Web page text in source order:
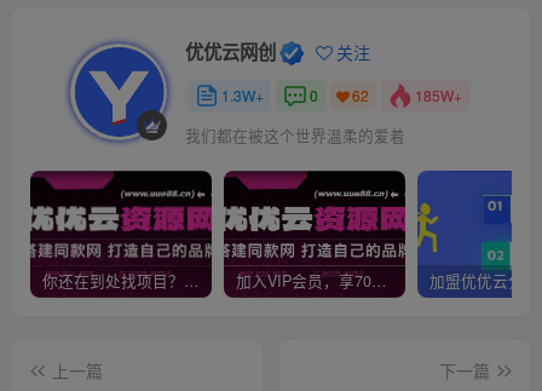
优优云网创 关注
1.3W+ 0 62 185W+
我们都在被这个世界温柔的爱着
你还在到处找项目？还在当韭菜？我靠网创资源站一个月收入5万+，曾经我也是个失败者。 加入VIP会员，享70%的推广提成，免费学习多种网上创业课程，菜鸟秒变大神！
上一篇
下一篇